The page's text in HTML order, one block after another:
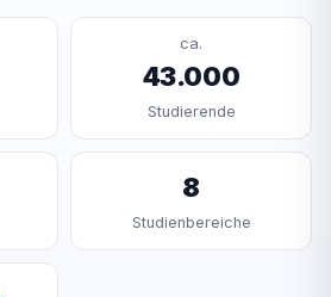
ca.
43.000
Studierende
8
Studienbereiche